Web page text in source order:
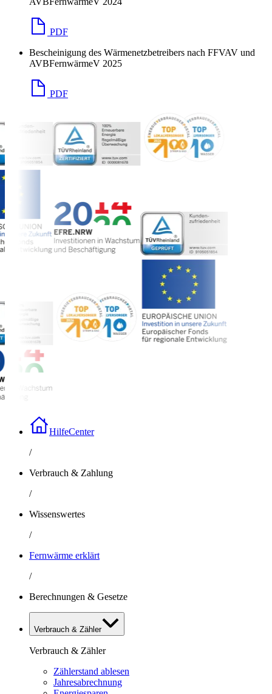
PDF
Bescheinigung des Wärmenetzbetreibers nach FFVAV und
AVBFernwärmeV 2025
PDF
HilfeCenter
/
Verbrauch & Zahlung
/
Wissenswertes
/
Fernwärme erklärt
/
Berechnungen & Gesetze
Verbrauch & Zähler
Verbrauch & Zähler
Zählerstand ablesen
Jahresabrechnung